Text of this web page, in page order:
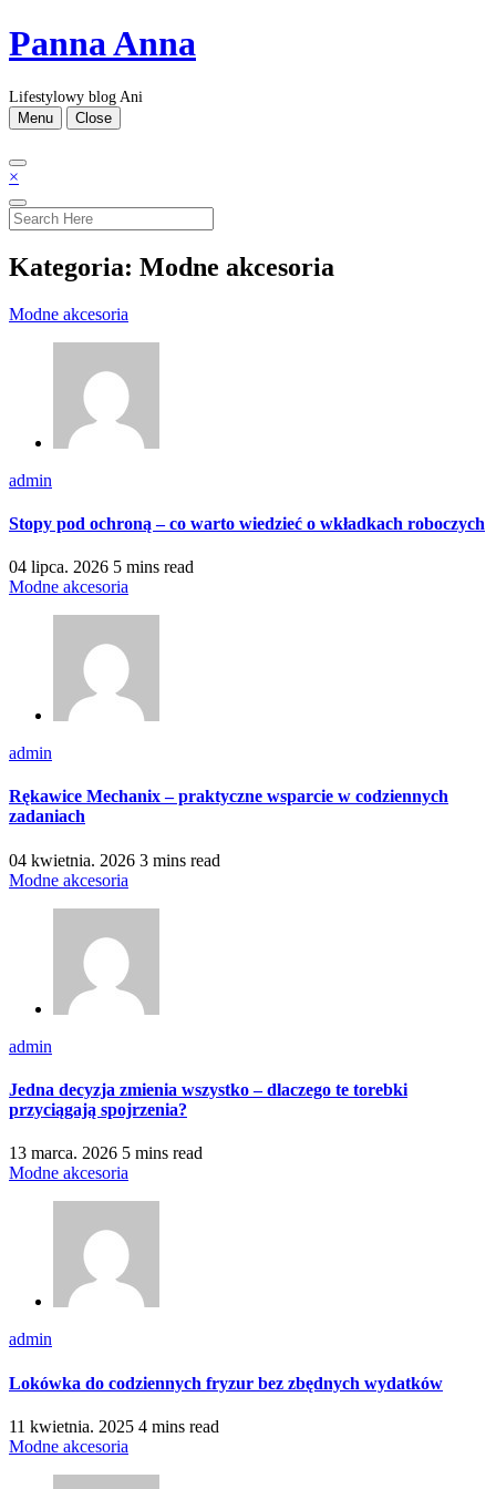
Skip
to
Panna Anna
Lifestylowy blog Ani
Menu
Close
×
Kategoria: Modne akcesoria
Modne akcesoria
admin
Stopy pod ochroną – co warto wiedzieć o wkładkach roboczych
04 lipca. 2026 5 mins read
Modne akcesoria
admin
Rękawice Mechanix – praktyczne wsparcie w codziennych
zadaniach
04 kwietnia. 2026 3 mins read
Modne akcesoria
admin
Jedna decyzja zmienia wszystko – dlaczego te torebki
przyciągają spojrzenia?
13 marca. 2026 5 mins read
Modne akcesoria
admin
Lokówka do codziennych fryzur bez zbędnych wydatków
11 kwietnia. 2025 4 mins read
Modne akcesoria